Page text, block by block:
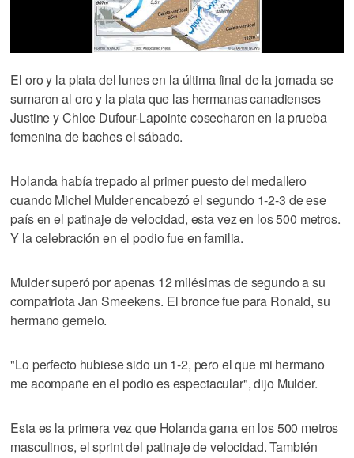
El oro y la plata del lunes en la última final de la jornada se
sumaron al oro y la plata que las hermanas canadienses
Justine y Chloe Dufour-Lapointe cosecharon en la prueba
femenina de baches el sábado.
Holanda había trepado al primer puesto del medallero
cuando Michel Mulder encabezó el segundo 1-2-3 de ese
país en el patinaje de velocidad, esta vez en los 500 metros.
Y la celebración en el podio fue en familia.
Mulder superó por apenas 12 milésimas de segundo a su
compatriota Jan Smeekens. El bronce fue para Ronald, su
hermano gemelo.
"Lo perfecto hubiese sido un 1-2, pero el que mi hermano
me acompañe en el podio es espectacular", dijo Mulder.
Esta es la primera vez que Holanda gana en los 500 metros
masculinos, el sprint del patinaje de velocidad. También